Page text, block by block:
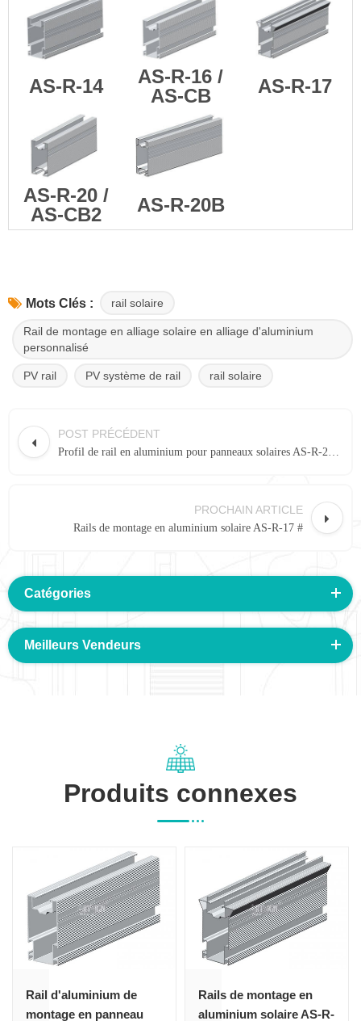
AS-R-14
AS-R-16 /
AS-CB
AS-R-17
AS-R-20 /
AS-CB2
AS-R-20B
Mots Clés : rail solaire
Rail de montage en alliage solaire en alliage d'aluminium
personnalisé
PV rail PV système de rail rail solaire
POST PRÉCÉDENT
PROCHAIN ARTICLE
Rails de montage en aluminium solaire AS-R-17 #
Catégories
Meilleurs Vendeurs
Produits connexes
Rail d'aluminium de
montage en panneau
Rails de montage en
aluminium solaire AS-R-